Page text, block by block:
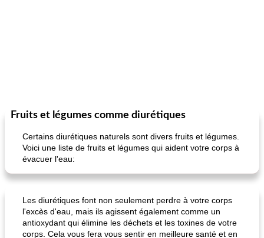
Fruits et légumes comme diurétiques
Certains diurétiques naturels sont divers fruits et légumes.
Voici une liste de fruits et légumes qui aident votre corps à
évacuer l'eau:
Les diurétiques font non seulement perdre à votre corps
l'excès d'eau, mais ils agissent également comme un
antioxydant qui élimine les déchets et les toxines de votre
corps. Cela vous fera vous sentir en meilleure santé et en